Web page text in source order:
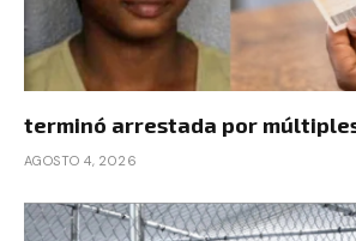
terminó arrestada por
AGOSTO 4, 2026